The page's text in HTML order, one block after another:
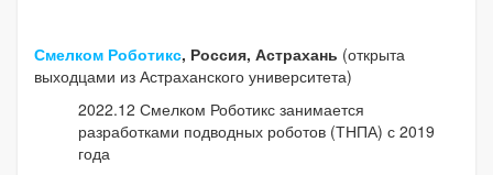
Смелком Роботикс, Россия, Астрахань (открыта
выходцами из Астраханского университета)
2022.12 Смелком Роботикс занимается
разработками подводных роботов (ТНПА) с 2019
года